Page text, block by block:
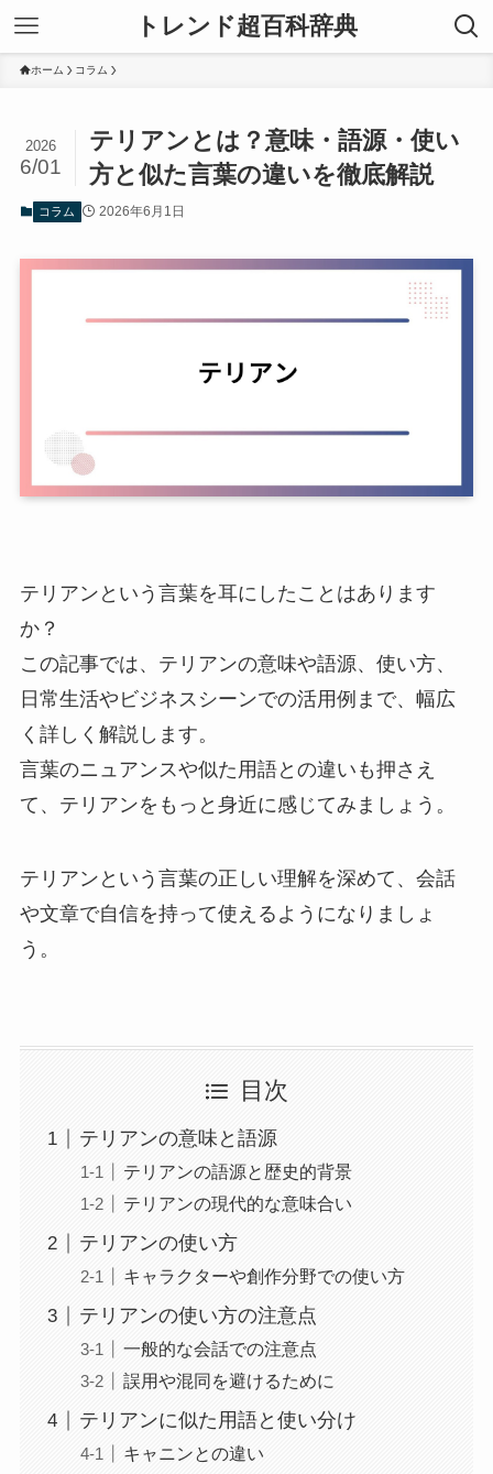
トレンド超百科辞典
ホーム コラム
テリアンとは？意味・語源・使い
方と似た言葉の違いを徹底解説
2026
6/01
コラム 2026年6月1日
テリアンという言葉を耳にしたことはあります
か？
この記事では、テリアンの意味や語源、使い方、
日常生活やビジネスシーンでの活用例まで、幅広
く詳しく解説します。
言葉のニュアンスや似た用語との違いも押さえ
て、テリアンをもっと身近に感じてみましょう。
テリアンという言葉の正しい理解を深めて、会話
や文章で自信を持って使えるようになりましょ
う。
目次
テリアンの意味と語源
テリアンの語源と歴史的背景
テリアンの現代的な意味合い
テリアンの使い方
キャラクターや創作分野での使い方
テリアンの使い方の注意点
一般的な会話での注意点
誤用や混同を避けるために
テリアンに似た用語と使い分け
キャニンとの違い